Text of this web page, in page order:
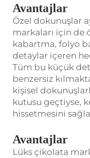
Avantajlar
Özel dokunuşlar
markaları için de
kabartma, folyo
detaylar içeren
Tüm bu küçük
benzersiz
kişisel
kutusu geçtiyse,
hissetmesini
Avantajlar
Lüks çikolata